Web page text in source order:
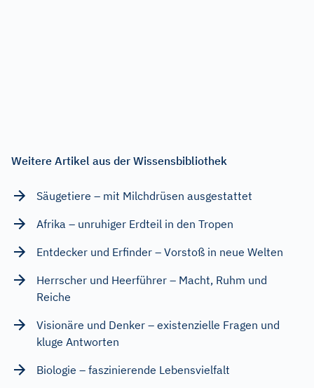
Weitere Artikel aus der Wissensbibliothek
Säugetiere – mit Milchdrüsen ausgestattet
Afrika – unruhiger Erdteil in den Tropen
Entdecker und Erfinder – Vorstoß in neue Welten
Herrscher und Heerführer – Macht, Ruhm und
Reiche
Visionäre und Denker – existenzielle Fragen und
kluge Antworten
Biologie – faszinierende Lebensvielfalt